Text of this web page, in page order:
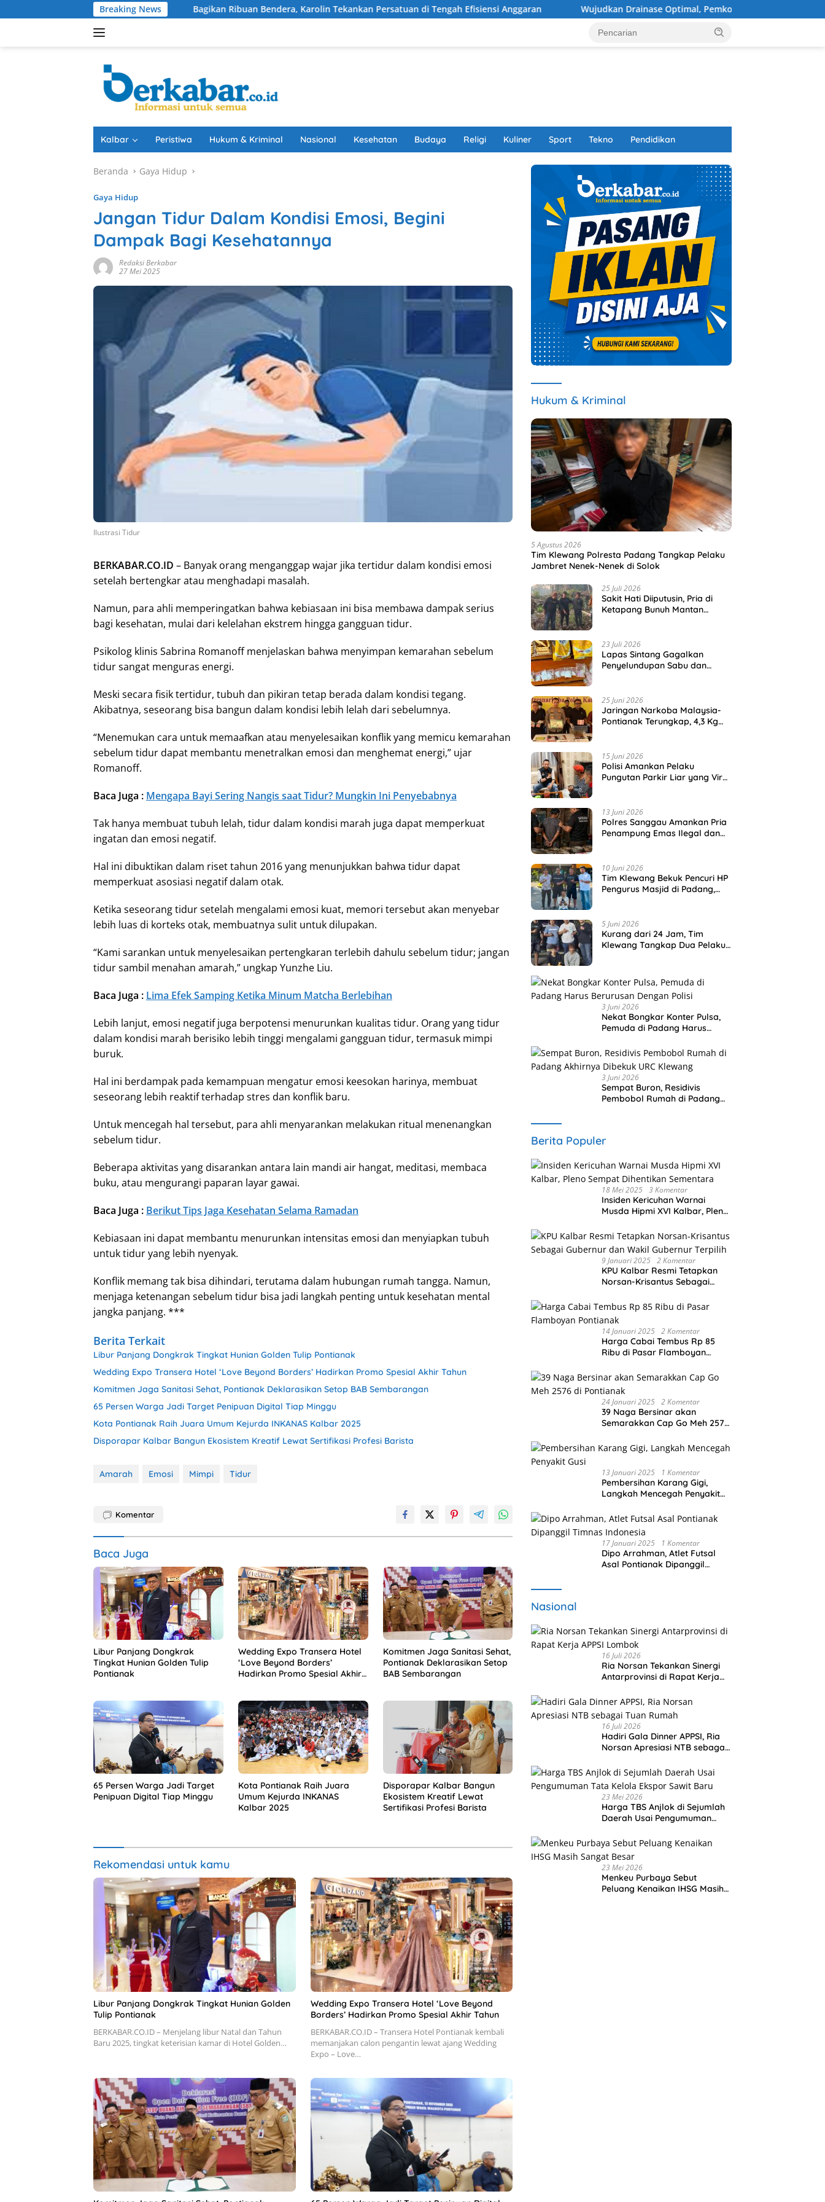
ke
Breaking News
Bagikan Ribuan Bendera, Karolin Tekankan Persatuan di Tengah Efisiensi Anggaran Wujudkan Drainase Optimal, Pemkot Pontianak Normalisasi Parit Tokaya
Kalbar Peristiwa Hukum & Kriminal Nasional Kesehatan Budaya Religi Kuliner Sport Tekno Pendidikan
Beranda Gaya Hidup
Gaya Hidup
Jangan Tidur Dalam Kondisi Emosi, Begini
Dampak Bagi Kesehatannya
Redaksi Berkabar
27 Mei 2025
Ilustrasi Tidur
BERKABAR.CO.ID – Banyak orang menganggap wajar jika tertidur dalam kondisi emosi
setelah bertengkar atau menghadapi masalah.
Namun, para ahli memperingatkan bahwa kebiasaan ini bisa membawa dampak serius
bagi kesehatan, mulai dari kelelahan ekstrem hingga gangguan tidur.
Psikolog klinis Sabrina Romanoff menjelaskan bahwa menyimpan kemarahan sebelum
tidur sangat menguras energi.
Meski secara fisik tertidur, tubuh dan pikiran tetap berada dalam kondisi tegang.
Akibatnya, seseorang bisa bangun dalam kondisi lebih lelah dari sebelumnya.
“Menemukan cara untuk memaafkan atau menyelesaikan konflik yang memicu kemarahan
sebelum tidur dapat membantu menetralkan emosi dan menghemat energi,” ujar
Romanoff.
Baca Juga : Mengapa Bayi Sering Nangis saat Tidur? Mungkin Ini Penyebabnya
Tak hanya membuat tubuh lelah, tidur dalam kondisi marah juga dapat memperkuat
ingatan dan emosi negatif.
Hal ini dibuktikan dalam riset tahun 2016 yang menunjukkan bahwa tidur dapat
memperkuat asosiasi negatif dalam otak.
Ketika seseorang tidur setelah mengalami emosi kuat, memori tersebut akan menyebar
lebih luas di korteks otak, membuatnya sulit untuk dilupakan.
“Kami sarankan untuk menyelesaikan pertengkaran terlebih dahulu sebelum tidur; jangan
tidur sambil menahan amarah,” ungkap Yunzhe Liu.
Baca Juga : Lima Efek Samping Ketika Minum Matcha Berlebihan
Lebih lanjut, emosi negatif juga berpotensi menurunkan kualitas tidur. Orang yang tidur
dalam kondisi marah berisiko lebih tinggi mengalami gangguan tidur, termasuk mimpi
buruk.
Hal ini berdampak pada kemampuan mengatur emosi keesokan harinya, membuat
seseorang lebih reaktif terhadap stres dan konflik baru.
Untuk mencegah hal tersebut, para ahli menyarankan melakukan ritual menenangkan
sebelum tidur.
Beberapa aktivitas yang disarankan antara lain mandi air hangat, meditasi, membaca
buku, atau mengurangi paparan layar gawai.
Baca Juga : Berikut Tips Jaga Kesehatan Selama Ramadan
Kebiasaan ini dapat membantu menurunkan intensitas emosi dan menyiapkan tubuh
untuk tidur yang lebih nyenyak.
Konflik memang tak bisa dihindari, terutama dalam hubungan rumah tangga. Namun,
menjaga ketenangan sebelum tidur bisa jadi langkah penting untuk kesehatan mental
jangka panjang. ***
Berita Terkait
Libur Panjang Dongkrak Tingkat Hunian Golden Tulip Pontianak
Wedding Expo Transera Hotel ‘Love Beyond Borders’ Hadirkan Promo Spesial Akhir Tahun
Komitmen Jaga Sanitasi Sehat, Pontianak Deklarasikan Setop BAB Sembarangan
65 Persen Warga Jadi Target Penipuan Digital Tiap Minggu
Kota Pontianak Raih Juara Umum Kejurda INKANAS Kalbar 2025
Disporapar Kalbar Bangun Ekosistem Kreatif Lewat Sertifikasi Profesi Barista
Amarah Emosi Mimpi Tidur
Komentar
Baca Juga
Libur Panjang Dongkrak
Tingkat Hunian Golden Tulip
Pontianak
Wedding Expo Transera Hotel
‘Love Beyond Borders’
Hadirkan Promo Spesial Akhir
Komitmen Jaga Sanitasi Sehat,
Pontianak Deklarasikan Setop
BAB Sembarangan
65 Persen Warga Jadi Target
Penipuan Digital Tiap Minggu
Kota Pontianak Raih Juara
Umum Kejurda INKANAS
Kalbar 2025
Disporapar Kalbar Bangun
Ekosistem Kreatif Lewat
Sertifikasi Profesi Barista
Rekomendasi untuk kamu
Libur Panjang Dongkrak Tingkat Hunian Golden
Tulip Pontianak
BERKABAR.CO.ID – Menjelang libur Natal dan Tahun
Baru 2025, tingkat keterisian kamar di Hotel Golden…
Wedding Expo Transera Hotel ‘Love Beyond
Borders’ Hadirkan Promo Spesial Akhir Tahun
BERKABAR.CO.ID – Transera Hotel Pontianak kembali
memanjakan calon pengantin lewat ajang Wedding
Expo – Love…
Hukum & Kriminal
5 Agustus 2026
Tim Klewang Polresta Padang Tangkap Pelaku
Jambret Nenek-Nenek di Solok
25 Juli 2026
Sakit Hati Diiputusin, Pria di
Ketapang Bunuh Mantan
23 Juli 2026
Lapas Sintang Gagalkan
Penyelundupan Sabu dan
25 Juni 2026
Jaringan Narkoba Malaysia-
Pontianak Terungkap, 4,3 Kg
15 Juni 2026
Polisi Amankan Pelaku
Pungutan Parkir Liar yang Viral
13 Juni 2026
Polres Sanggau Amankan Pria
Penampung Emas Ilegal dan
10 Juni 2026
Tim Klewang Bekuk Pencuri HP
Pengurus Masjid di Padang,
5 Juni 2026
Kurang dari 24 Jam, Tim
Klewang Tangkap Dua Pelaku
3 Juni 2026
Nekat Bongkar Konter Pulsa,
Pemuda di Padang Harus
3 Juni 2026
Sempat Buron, Residivis
Pembobol Rumah di Padang
Berita Populer
18 Mei 2025 3 Komentar
Insiden Kericuhan Warnai
Musda Hipmi XVI Kalbar, Pleno
9 Januari 2025 2 Komentar
KPU Kalbar Resmi Tetapkan
Norsan-Krisantus Sebagai
Terpilih
14 Januari 2025 2 Komentar
Harga Cabai Tembus Rp 85
Ribu di Pasar Flamboyan
24 Januari 2025 2 Komentar
39 Naga Bersinar akan
Semarakkan Cap Go Meh 2576
13 Januari 2025 1 Komentar
Pembersihan Karang Gigi,
Langkah Mencegah Penyakit
17 Januari 2025 1 Komentar
Dipo Arrahman, Atlet Futsal
Asal Pontianak Dipanggil
Nasional
16 Juli 2026
Ria Norsan Tekankan Sinergi
Antarprovinsi di Rapat Kerja
16 Juli 2026
Hadiri Gala Dinner APPSI, Ria
Norsan Apresiasi NTB sebagai
23 Mei 2026
Harga TBS Anjlok di Sejumlah
Daerah Usai Pengumuman
23 Mei 2026
Menkeu Purbaya Sebut
Peluang Kenaikan IHSG Masih